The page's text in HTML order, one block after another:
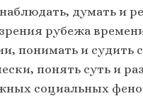
думать и
рубежа
понимать и судить
понять суть и
социальных